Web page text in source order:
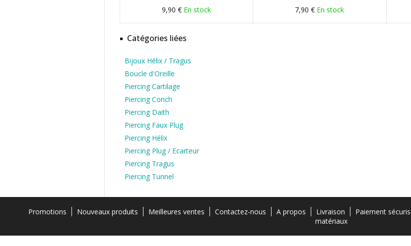
9,90 € En stock 7,90 € En stock
Catégories liées
Bijoux Hélix / Tragus
Boucle d'Oreille
Piercing Cartilage
Piercing Conch
Piercing Daith
Piercing Faux Plug
Piercing Hélix
Piercing Plug / Ecarteur
Piercing Tragus
Piercing Tunnel
Promotions Nouveaux produits Meilleures ventes Contactez-nous A propos Livraison Paiement
matériaux